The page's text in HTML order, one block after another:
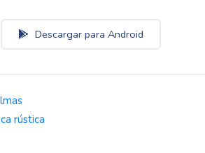
Descargar para Android
rústica